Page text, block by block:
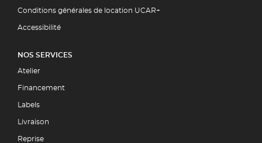
Conditions générales de location UCAR+
Accessibilité
NOS SERVICES
Atelier
Financement
Labels
Livraison
Reprise